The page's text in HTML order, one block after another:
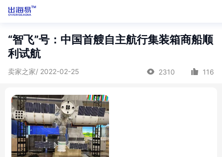
“智飞”号：中国首艘自主航行集装箱商船顺
利试航
卖家之家/ 2022-02-25 2310 116